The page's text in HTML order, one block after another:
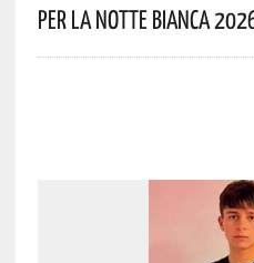
Per La Notte Bianca